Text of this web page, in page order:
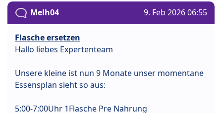
Melh04 9. Feb 2026 06:55
Flasche ersetzen
Hallo liebes Expertenteam
Unsere kleine ist nun 9 Monate unser momentane
Essensplan sieht so aus:
5:00-7:00Uhr 1Flasche Pre Nahrung